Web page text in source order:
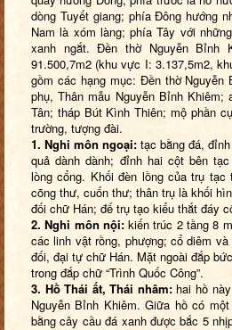
dòng Tuyết giang; phía Đông hướng
Nam là xóm làng; phía Tây với
xanh ngắt. Đền thờ Nguyễn Bỉnh
91.500,7m2 (khu vực I: 3.137,5m2,
gồm các hạng mục: Đền thờ Nguyễn
phụ, Thân mẫu Nguyễn Bỉnh Khiêm;
Tân; tháp Bút Kình Thiên; mộ phần
trường, tượng đài.
1. Nghi môn ngoại: tạc bằng đá,
quả dành dành; đỉnh hai cột bên
lòng cổng. Khối đèn lồng của trụ
cõng thư, cuốn thư; thân trụ là khối
đối chữ Hán; đế trụ tạo kiểu thắt đáy
2. Nghi môn nội:kiến trúc 2 tầng 8
các linh vật rồng, phượng; cổ diêm
đối, đại tự chữ Hán. Mặt ngoài đắp
trong đắp chữ “Trình Quốc Công”.
3. Hồ Thái ất, Thái nhâm:hai hồ
Nguyễn Bỉnh Khiêm. Giữa hồ có
bằng cây cầu đá xanh được bắc 5